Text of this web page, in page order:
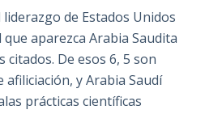
de Estados Unidos
aparezca Arabia Saudita
citados. De esos 6, 5 son
y Arabia Saudí
prácticas científicas